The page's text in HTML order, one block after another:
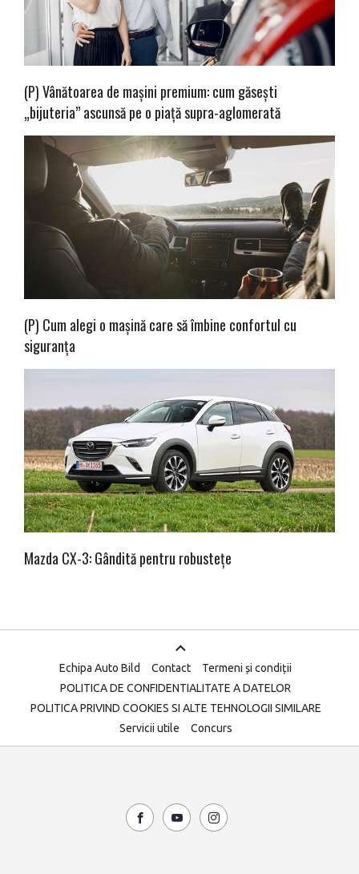
(P) Vânătoarea de mașini premium: cum găsești
„bijuteria” ascunsă pe o piață supra-aglomerată
(P) Cum alegi o mașină care să îmbine confortul cu
siguranța
Mazda CX-3: Gândită pentru robustețe
Echipa Auto Bild Contact
Termeni și condiții
POLITICA DE CONFIDENTIALITATE A DATELOR
POLITICA PRIVIND COOKIES SI ALTE TEHNOLOGII SIMILARE
Servicii utile
Concurs